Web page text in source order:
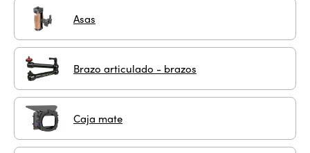
Asas
Brazo articulado - brazos
Caja mate